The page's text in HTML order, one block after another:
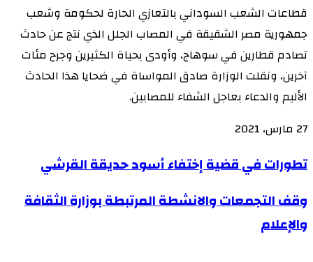
قطاعات الشعب السوداني بالتعازي الحارة لحكومة وشعب
جمهورية مصر الشقيقة في المصاب الجلل الذي نتج عن حادث
تصادم قطارين في سوهاج، وأودى بحياة الكثيرين وجرح مئات
آخرين، ونقلت الوزارة صادق المواساة في ضحايا هذا الحادث
الأليم والدعاء بعاجل الشفاء للمصابين.
27 مارس، 2021
تطورات
قضية
إختفاء
تطورات في قضية إختفاء أسود حديقة القرشي
وقف
التجمعات
والانشطة
وقف التجمعات والانشطة المرتبطة بوزارة الثقافة
والإعلام